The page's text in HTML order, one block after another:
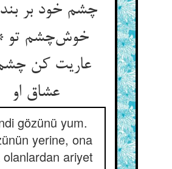
چشم خود بر
خوش‌چشم
عاریت کن چشم
عشاق او
gözünü yum.
yerine, ona
olanlardan ariyet